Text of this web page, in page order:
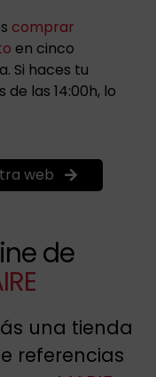
comprar
en cinco
Si haces tu
las 14:00h, lo
web
de
una tienda
referencias